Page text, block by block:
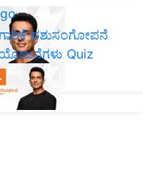
ಪಶುಸಂಗೋಪನೆ
ಯೋಜನೆಗಳು Quiz